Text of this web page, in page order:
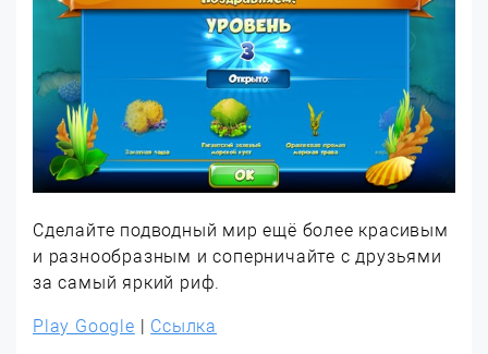
Сделайте подводный мир ещё более красивым
и разнообразным и соперничайте с друзьями
за самый яркий риф.
Play Google | Ссылка